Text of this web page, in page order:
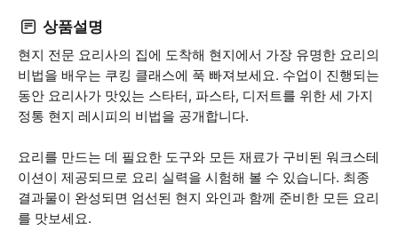
상품설명
현지 전문 요리사의 집에 도착해 현지에서 가장 유명한 요리의
비법을 배우는 쿠킹 클래스에 푹 빠져보세요. 수업이 진행되는
동안 요리사가 맛있는 스타터, 파스타, 디저트를 위한 세 가지
정통 현지 레시피의 비법을 공개합니다.
요리를 만드는 데 필요한 도구와 모든 재료가 구비된 워크스테
이션이 제공되므로 요리 실력을 시험해 볼 수 있습니다. 최종
결과물이 완성되면 엄선된 현지 와인과 함께 준비한 모든 요리
를 맛보세요.